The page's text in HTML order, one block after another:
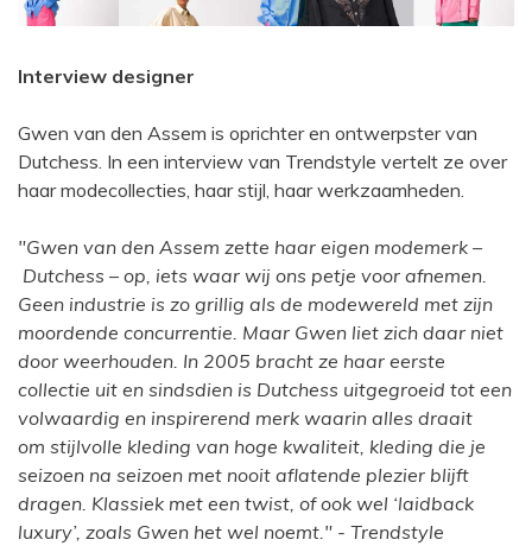
Interview designer
Gwen van den Assem is oprichter en ontwerpster van
Dutchess. In een interview van Trendstyle vertelt ze over
haar modecollecties, haar stijl, haar werkzaamheden.
"Gwen van den Assem zette haar eigen modemerk –
Dutchess – op, iets waar wij ons petje voor afnemen.
Geen industrie is zo grillig als de modewereld met zijn
moordende concurrentie. Maar Gwen liet zich daar niet
door weerhouden. In 2005 bracht ze haar eerste
collectie uit en sindsdien is Dutchess uitgegroeid tot een
volwaardig en inspirerend merk waarin alles draait
om stijlvolle kleding van hoge kwaliteit, kleding die je
seizoen na seizoen met nooit aflatende plezier blijft
dragen. Klassiek met een twist, of ook wel ‘laidback
luxury’, zoals Gwen het wel noemt." - Trendstyle